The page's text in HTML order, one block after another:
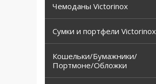
Чемоданы Victorinox
Сумки и портфели Victorinox
Кошельки/Бумажники/
Портмоне/Обложки